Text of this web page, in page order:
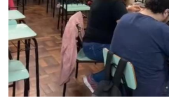
Gabinete de Segurança Institucional
Advocacia-Geral da União
Banco Central do Brasil